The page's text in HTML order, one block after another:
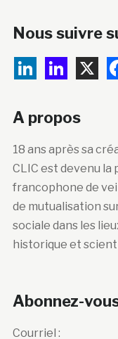
Nous suivre
A propos
18 ans après sa
CLIC est devenu
francophone de
de mutualisation
sociale dans les
historique et
Abonnez-
Courriel :